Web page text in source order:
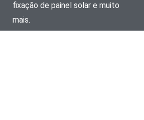
fixação de painel solar e muito
mais.